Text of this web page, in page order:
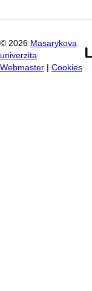
© 2026 Masarykova
univerzita
Webmaster
Cookies